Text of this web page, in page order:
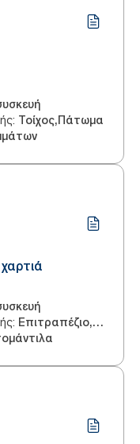
: Τοίχος,Πάτωμα
: Επιτραπέζιο,Πάγκου